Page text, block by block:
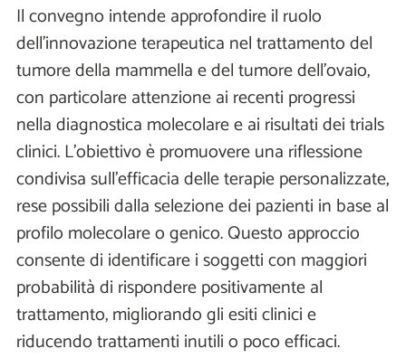
Il convegno intende approfondire il ruolo
dell'innovazione terapeutica nel trattamento del
tumore della mammella e del tumore dell'ovaio,
con particolare attenzione ai recenti progressi
nella diagnostica molecolare e ai risultati dei trials
clinici. L’obiettivo è promuovere una riflessione
condivisa sull'efficacia delle terapie personalizzate,
rese possibili dalla selezione dei pazienti in base al
profilo molecolare o genico. Questo approccio
consente di identificare i soggetti con maggiori
probabilità di rispondere positivamente al
trattamento, migliorando gli esiti clinici e
riducendo trattamenti inutili o poco efficaci.